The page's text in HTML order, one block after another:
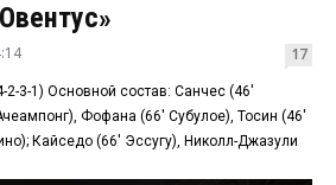
17
Фофана (66′ Субулое), Тосин (46′
Кайседо (66′ Эссугу), Николл-Джазули